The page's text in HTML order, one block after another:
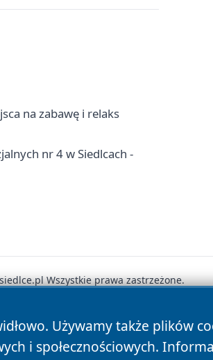
na zabawę i relaks
nr 4 w Siedlcach -
Używamy także plików
i społecznościowych.
Wszystkie prawa zastrzeżone.
Prywatności Polityka Cookies